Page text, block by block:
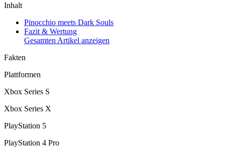
Inhalt
Pinocchio meets Dark Souls
Fazit & Wertung
Gesamten Artikel anzeigen
Fakten
Plattformen
Xbox Series S
Xbox Series X
PlayStation 5
PlayStation 4 Pro